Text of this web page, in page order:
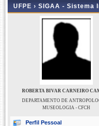
UFPE › SIGAA - Sistema
ROBERTA BIVAR CARNEIRO
DEPARTAMENTO DE
MUSEOLOGIA - CFCH
Perfil Pessoal